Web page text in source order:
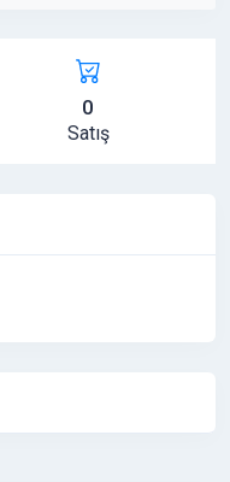
0
Satış